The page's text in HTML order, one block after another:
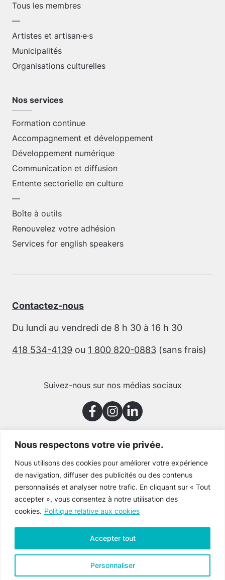
Nous respectons votre vie privée.
Nous utilisons des cookies pour améliorer votre expérience
de navigation, diffuser des publicités ou des contenus
personnalisés et analyser notre trafic. En cliquant sur « Tout
accepter », vous consentez à notre utilisation des
cookies. Politique relative aux cookies
Personnaliser
Accepter tout
Tous les membres
—
Artistes et artisan·e·s
Municipalités
Organisations culturelles
Nos services
Formation continue
Accompagnement et développement
Développement numérique
Communication et diffusion
Entente sectorielle en culture
—
Boîte à outils
Renouvelez votre adhésion
Services for english speakers
Contactez-nous
Du lundi au vendredi de 8 h 30 à 16 h 30
418 534-4139 ou 1 800 820-0883 (sans frais)
Suivez-nous sur nos médias sociaux
Merci à nos partenaires